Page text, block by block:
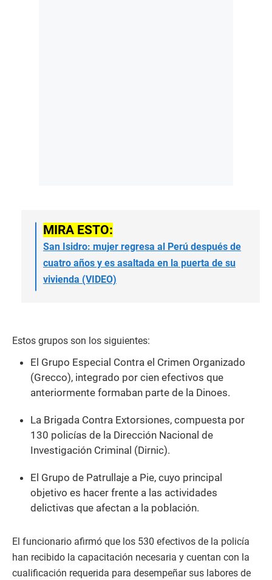
MIRA ESTO:
San Isidro: mujer regresa al Perú después de
cuatro años y es asaltada en la puerta de su
vivienda (VIDEO)
Estos grupos son los siguientes:
El Grupo Especial Contra el Crimen Organizado
(Grecco), integrado por cien efectivos que
anteriormente formaban parte de la Dinoes.
La Brigada Contra Extorsiones, compuesta por
130 policías de la Dirección Nacional de
Investigación Criminal (Dirnic).
El Grupo de Patrullaje a Pie, cuyo principal
objetivo es hacer frente a las actividades
delictivas que afectan a la población.
El funcionario afirmó que los 530 efectivos de la policía
han recibido la capacitación necesaria y cuentan con la
cualificación requerida para desempeñar sus labores de